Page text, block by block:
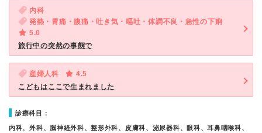
内科
発熱・胃痛・腹痛・吐き気・嘔吐・体調不良・急性の下痢
5.0
旅行中の突然の事態で
産婦人科
4.5
こどもはここで生まれました
診療科目：
内科、外科、脳神経外科、整形外科、皮膚科、泌尿器科、眼科、耳鼻咽喉科、